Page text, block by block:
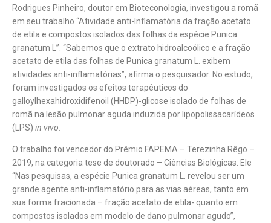
Rodrigues Pinheiro, doutor em Bioteconologia, investigou a romã
em seu trabalho “Atividade anti-Inflamatória da fração acetato
de etila e compostos isolados das folhas da espécie Punica
granatum L”. “Sabemos que o extrato hidroalcoólico e a fração
acetato de etila das folhas de Punica granatum L. exibem
atividades anti-inflamatórias”, afirma o pesquisador. No estudo,
foram investigados os efeitos terapêuticos do
galloylhexahidroxidifenoil (HHDP)-glicose isolado de folhas de
romã na lesão pulmonar aguda induzida por lipopolissacarídeos
(LPS) in vivo.
O trabalho foi vencedor do Prêmio FAPEMA – Terezinha Rêgo –
2019, na categoria tese de doutorado – Ciências Biológicas. Ele
“Nas pesquisas, a espécie Punica granatum L. revelou ser um
grande agente anti-inflamatório para as vias aéreas, tanto em
sua forma fracionada – fração acetato de etila- quanto em
compostos isolados em modelo de dano pulmonar agudo”,